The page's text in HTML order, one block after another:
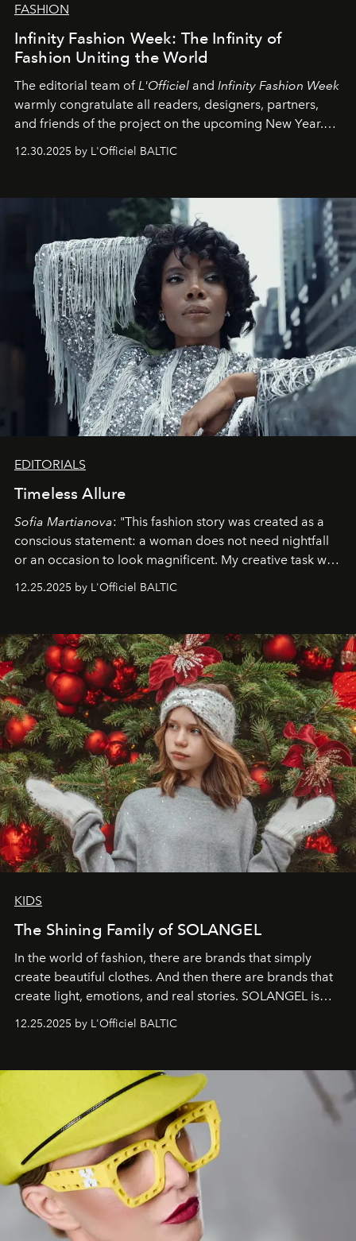
FASHION
Infinity Fashion Week: The Infinity of
Fashion Uniting the World
The editorial team of L'Officiel and Infinity Fashion Week
warmly congratulate all readers, designers, partners,
and friends of the project on the upcoming New Year.
achievements.
12.30.2025 by L'Officiel BALTIC
EDITORIALS
Timeless Allure
Sofia Martianova: "This fashion story was created as a
conscious statement: a woman does not need nightfall
or an occasion to look magnificent. My creative task was
that lives freely, confidently, and without permission. I
elegance is not hidden by darkness but revealed
through clarity, movement, and presence."
12.25.2025 by L'Officiel BALTIC
KIDS
The Shining Family of SOLANGEL
In the world of fashion, there are brands that simply
create beautiful clothes. And then there are brands that
create light, emotions, and real stories. SOLANGEL is
12.25.2025 by L'Officiel BALTIC